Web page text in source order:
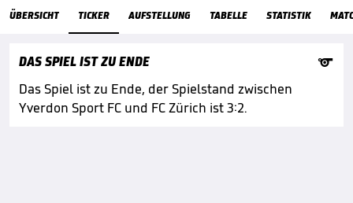
ÜBERSICHT TICKER AUFSTELLUNG TABELLE STATISTIK
ÜbersichtTicker
DAS SPIEL IST ZU ENDE

Das Spiel ist zu Ende, der Spielstand zwischen
Yverdon Sport FC und FC Zürich ist 3:2.